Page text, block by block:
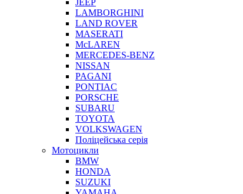
JEEP
LAMBORGHINI
LAND ROVER
MASERATI
McLAREN
MERCEDES-BENZ
NISSAN
PAGANI
PONTIAC
PORSCHE
SUBARU
TOYOTA
VOLKSWAGEN
Поліцейська серія
Мотоцикли
BMW
HONDA
SUZUKI